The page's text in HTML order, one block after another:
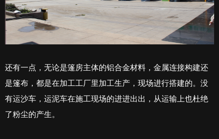
还有一点，无论是篷房主体的铝合金材料，金属连接构建还
是篷布，都是在加工工厂里加工生产，现场进行搭建的。没
有运沙车，运泥车在施工现场的进进出出，从运输上也杜绝
了粉尘的产生。